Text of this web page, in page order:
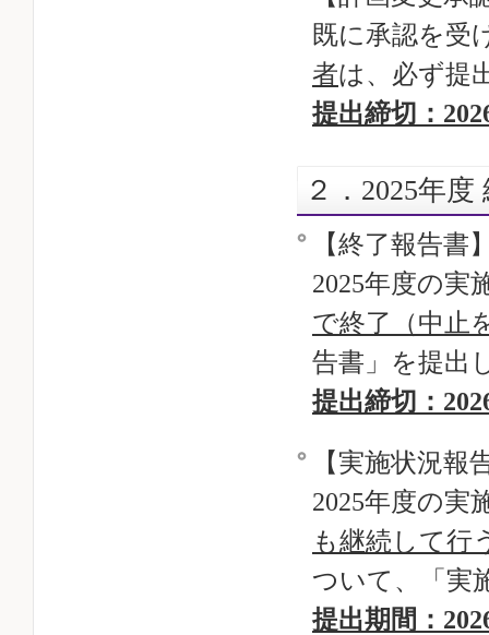
既に承認を受
者は、必ず提
提出締切：
２．2025年
【終了報告書
2025年度の実
で終了（中止
告書」を提出
提出締切：
【実施状況報
2025年度の実
も継続して行
ついて、「実
提出期間：